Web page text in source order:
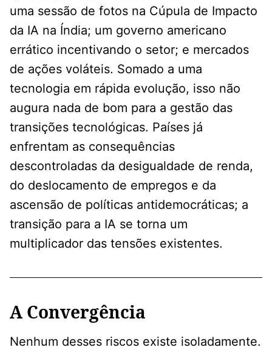
uma sessão de fotos na Cúpula de Impacto
da IA ​​na Índia; um governo americano
errático incentivando o setor; e mercados
de ações voláteis. Somado a uma
tecnologia em rápida evolução, isso não
augura nada de bom para a gestão das
transições tecnológicas. Países já
enfrentam as consequências
descontroladas da desigualdade de renda,
do deslocamento de empregos e da
ascensão de políticas antidemocráticas; a
transição para a IA se torna um
multiplicador das tensões existentes.
A Convergência
Nenhum desses riscos existe isoladamente.